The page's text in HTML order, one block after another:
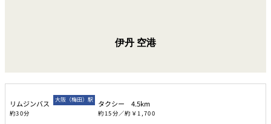
伊丹 空港
リムジンバス
約30分
大阪（梅田）駅 タクシー 4.5km
約15分／約￥1,700